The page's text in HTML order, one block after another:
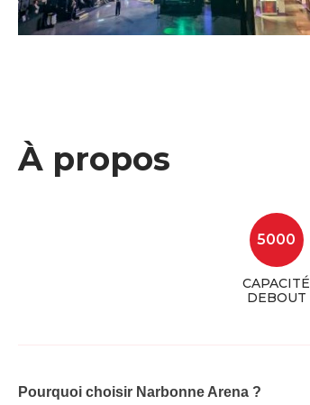
À propos
5000
CAPACITÉ
DEBOUT
Pourquoi choisir Narbonne Arena ?